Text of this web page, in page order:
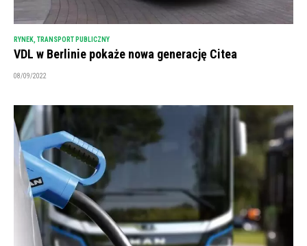
RYNEK TRANSPORT PUBLICZNY
VDL w Berlinie pokaże nowa generację Citea
08/09/2022